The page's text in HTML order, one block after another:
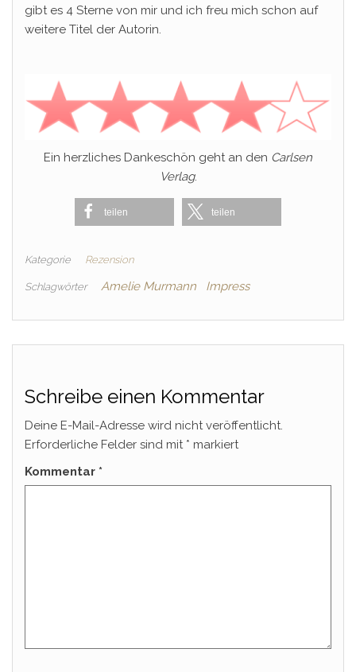
gibt es 4 Sterne von mir und ich freu mich schon auf
weitere Titel der Autorin.
Ein herzliches Dankeschön geht an den Carlsen
Verlag.
teilen teilen
Kategorie Rezension
Schlagwörter Amelie Murmann Impress
Schreibe einen Kommentar
Deine E-Mail-Adresse wird nicht veröffentlicht.
Erforderliche Felder sind mit * markiert
Kommentar *